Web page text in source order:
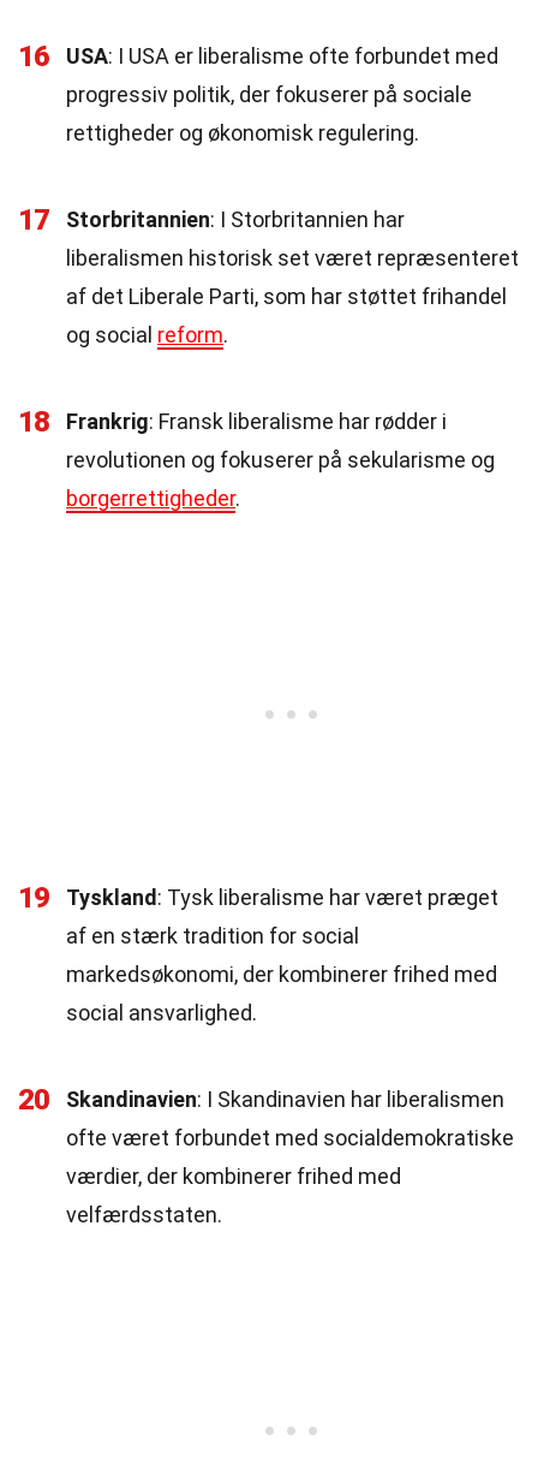
16 USA: I USA er liberalisme ofte forbundet med
progressiv politik, der fokuserer på sociale
rettigheder og økonomisk regulering.
17 Storbritannien: I Storbritannien har
liberalismen historisk set været repræsenteret
af det Liberale Parti, som har støttet frihandel
og social reform.
18 Frankrig: Fransk liberalisme har rødder i
revolutionen og fokuserer på sekularisme og
borgerrettigheder.
19 Tyskland : Tysk liberalisme har været præget
af en stærk tradition for social
markedsøkonomi, der kombinerer frihed med
social ansvarlighed.
20 Skandinavien: I Skandinavien har liberalismen
ofte været forbundet med socialdemokratiske
værdier, der kombinerer frihed med
velfærdsstaten.